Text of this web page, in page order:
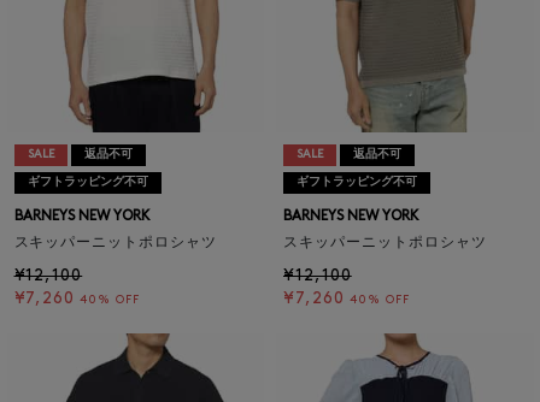
SALE 返品不可
ギフトラッピング不可
BARNEYS NEW YORK
スキッパーニットポロシャツ
¥12,100
¥7,260 40% OFF
SALE 返品不可
ギフトラッピング不可
BARNEYS NEW YORK
スキッパーニットポロシャツ
¥12,100
¥7,260 40% OFF